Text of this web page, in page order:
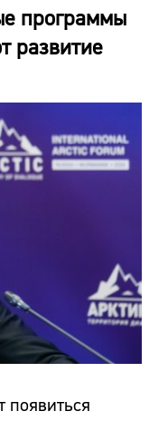
программы
развитие
появиться